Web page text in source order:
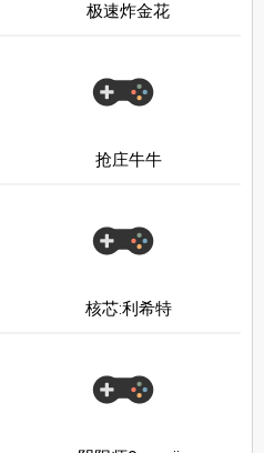
极速炸金花
抢庄牛牛
核芯:利希特